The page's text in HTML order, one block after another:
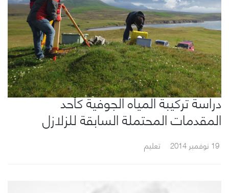
دراسة تركيبة المياه الجوفية كأحد
المقدمات المحتملة السابقة للزلازل
19 نوفمبر 2014 تعليم